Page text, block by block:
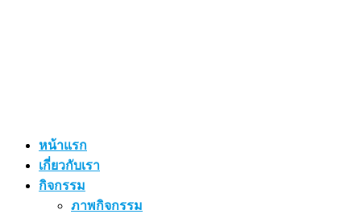
หน้าแรก
เกี่ยวกับเรา
กิจกรรม
ภาพกิจกรรม